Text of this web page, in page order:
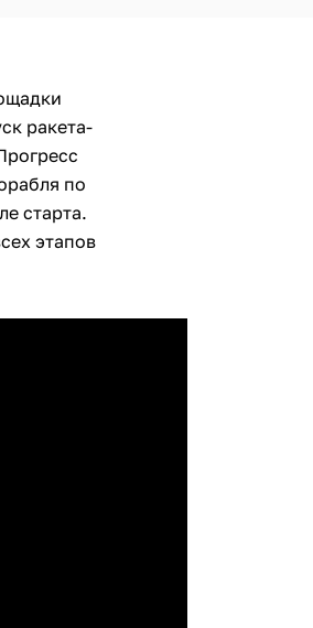
ракета-
по
старта.
этапов